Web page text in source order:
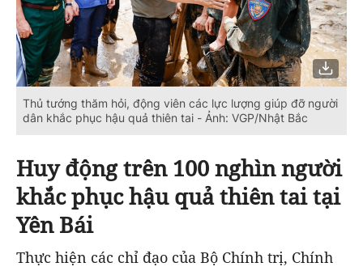
Thủ tướng thăm hỏi, động viên các lực lượng giúp đỡ người
dân khắc phục hậu quả thiên tai - Ảnh: VGP/Nhật Bắc
Huy động trên 100 nghìn người
khắc phục hậu quả thiên tai tại
Yên Bái
Thực hiện các chỉ đạo của Bộ Chính trị, Chính